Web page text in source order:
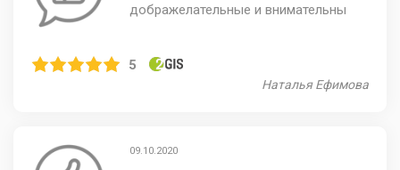
дображелательные и внимательны
5
Наталья Ефимова
09.10.2020